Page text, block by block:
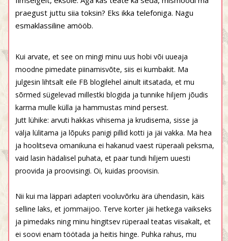
praegust juttu siia toksin? Eks ikka telefoniga. Nagu
esmaklassiline amööb.
Kui arvate, et see on mingi minu uus hobi või uueaja
moodne pimedate piinamisvõte, siis ei kumbakit. Ma
julgesin lihtsalt eile FB blogilehel ainult iitsatada, et mu
sõrmed sügelevad millestki blogida ja tunnike hiljem jõudis
karma mulle külla ja hammustas mind persest.
Jutt lühike: arvuti hakkas vihisema ja krudisema, sisse ja
välja lülitama ja lõpuks panigi pillid kotti ja jäi vakka. Ma hea
ja hoolitseva omanikuna ei hakanud vaest rüperaali peksma,
vaid lasin hädalisel puhata, et paar tundi hiljem uuesti
proovida ja proovisingi. Oi, kuidas proovisin.
Nii kui ma läppari adapteri vooluvõrku ära ühendasin, käis
selline laks, et jommaijoo. Terve korter jäi hetkega vaikseks
ja pimedaks ning minu hingitsev rüperaal teatas viisakalt, et
ei soovi enam töötada ja heitis hinge. Puhka rahus, mu